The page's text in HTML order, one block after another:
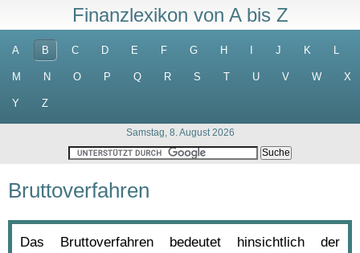
Finanzlexikon von A bis Z
A B C D E F G H J K L
M N O P Q R S T U V W X
Y Z
Samstag, 8. August 2026
Bruttoverfahren
Das Bruttoverfahren bedeutet hinsichtlich der